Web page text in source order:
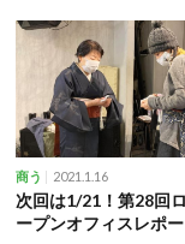
商う 2021.1.16
次回は1/21！第28回
ープンオフィスレポ